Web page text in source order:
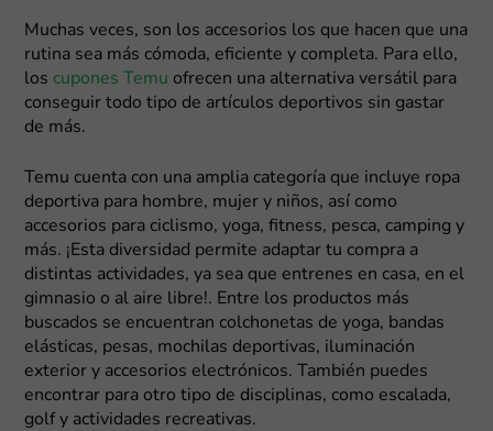
Muchas veces, son los accesorios los que hacen que una
rutina sea más cómoda, eficiente y completa. Para ello,
los cupones Temu ofrecen una alternativa versátil para
conseguir todo tipo de artículos deportivos sin gastar
de más.
Temu cuenta con una amplia categoría que incluye ropa
deportiva para hombre, mujer y niños, así como
accesorios para ciclismo, yoga, fitness, pesca, camping y
más. ¡Esta diversidad permite adaptar tu compra a
distintas actividades, ya sea que entrenes en casa, en el
gimnasio o al aire libre!. Entre los productos más
buscados se encuentran colchonetas de yoga, bandas
elásticas, pesas, mochilas deportivas, iluminación
exterior y accesorios electrónicos. También puedes
encontrar para otro tipo de disciplinas, como escalada,
golf y actividades recreativas.